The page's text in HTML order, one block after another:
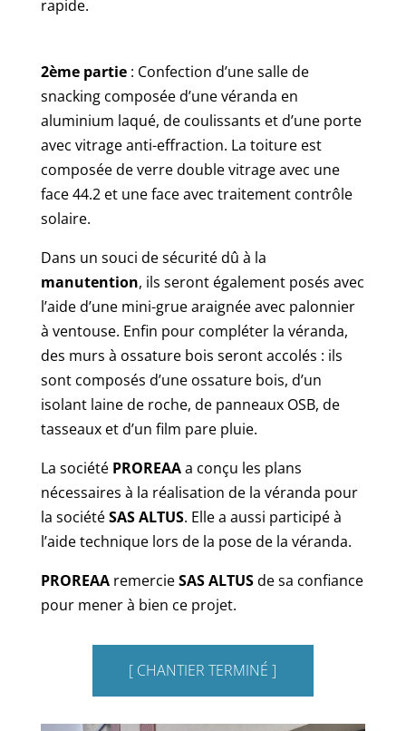
rapide.
2ème partie: Confection d’une salle de
snacking composée d’une véranda en
aluminium laqué, de coulissants et d’une porte
avec vitrage anti-effraction. La toiture est
composée de verre double vitrage avec une
face 44.2 et une face avec traitement contrôle
solaire.
Dans un souci de sécurité dû à la
manutention, ils seront également posés avec
l’aide d’une mini-grue araignée avec palonnier
à ventouse. Enfin pour compléter la véranda,
des murs à ossature bois seront accolés : ils
sont composés d’une ossature bois, d’un
isolant laine de roche, de panneaux OSB, de
tasseaux et d’un film pare pluie.
La société PROREAAa conçu les plans
nécessaires à la réalisation de la véranda pour
la sociétéSAS ALTUS. Elle a aussi participé à
l’aide technique lors de la pose de la véranda.
PROREAAremercieSAS ALTUSde sa confiance
pour mener à bien ce projet.
[ CHANTIER TERMINÉ ]